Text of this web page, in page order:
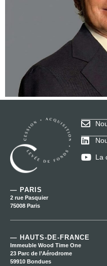
La
— PARIS
2 rue Pasquier
75008 Paris
— HAUTS-DE-FRANCE
Immeuble Wood Time One
23 Parc de l’Aérodrome
59910 Bondues